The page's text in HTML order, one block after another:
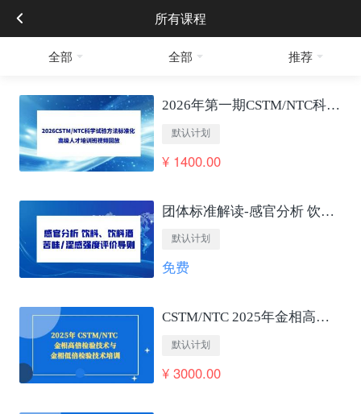
所有课程
全部 全部 推荐
2026年第一期CSTM/NTC科学试验方法标准化 高级人才培训班视频回放
默认计划
¥ 1400.00
团体标准解读-感官分析 饮料、饮料酒苦味/涩感强度评价导则
默认计划
免费
CSTM/NTC 2025年金相高低倍检验技术培训
默认计划
¥ 3000.00